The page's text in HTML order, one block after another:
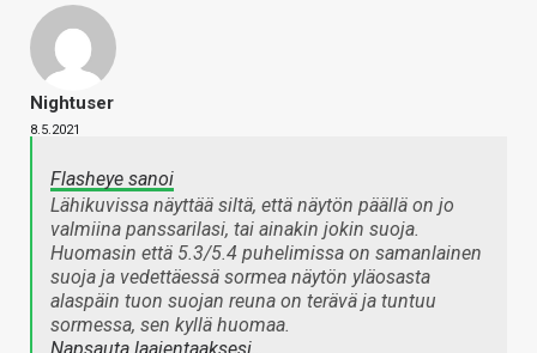
Nightuser
8.5.2021
Flasheye sanoi
Lähikuvissa näyttää siltä, että näytön päällä on jo
valmiina panssarilasi, tai ainakin jokin suoja.
Huomasin että 5.3/5.4 puhelimissa on samanlainen
suoja ja vedettäessä sormea näytön yläosasta
alaspäin tuon suojan reuna on terävä ja tuntuu
sormessa, sen kyllä huomaa.